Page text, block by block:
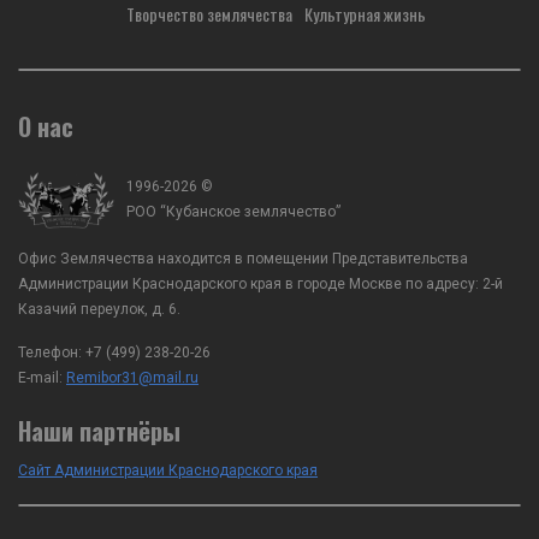
Творчество землячества Культурная жизнь
О нас
1996-2026 ©
РОО “Кубанское землячество”
Офис Землячества находится в помещении Представительства
Администрации Краснодарского края в городе Москве по адресу: 2-й
Казачий переулок, д. 6.
Телефон: +7 (499) 238-20-26
E-mail: Remibor31@mail.ru
Наши партнёры
Сайт Администрации Краснодарского края